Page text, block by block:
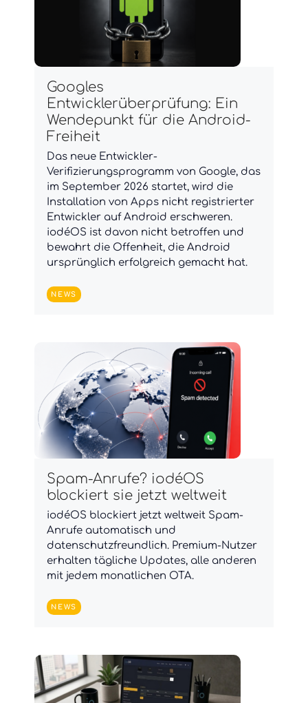
Googles
Entwicklerüberprüfung: Ein
Wendepunkt für die Android-
Freiheit
Das neue Entwickler-
Verifizierungsprogramm von Google, das
im September 2026 startet, wird die
Installation von Apps nicht registrierter
Entwickler auf Android erschweren.
iodéOS ist davon nicht betroffen und
bewahrt die Offenheit, die Android
ursprünglich erfolgreich gemacht hat.
NEWS
Spam-Anrufe? iodéOS
blockiert sie jetzt weltweit
iodéOS blockiert jetzt weltweit Spam-
Anrufe automatisch und
datenschutzfreundlich. Premium-Nutzer
erhalten tägliche Updates, alle anderen
mit jedem monatlichen OTA.
NEWS